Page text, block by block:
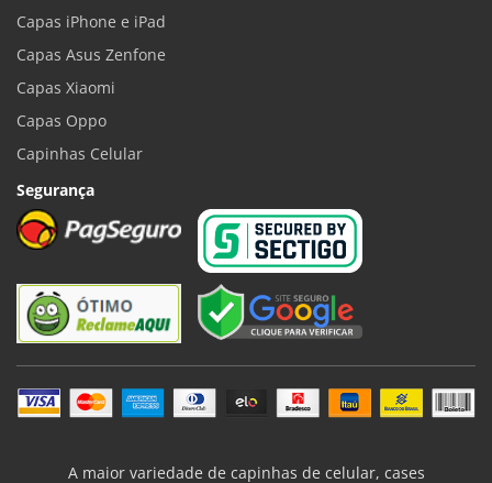
Capas iPhone e iPad
Capas Asus Zenfone
Capas Xiaomi
Capas Oppo
Capinhas Celular
Segurança
A maior variedade de capinhas de celular, cases